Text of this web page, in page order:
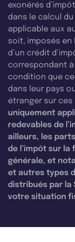
exonérés
dans le calcul
applicable aux
soit, imposés en
d’un crédit
correspondant
condition que
dans leur pays
étranger sur ces
uniquement
redevables de
ailleurs, les
de l’impôt sur la
générale, et
et autres types
distribués par la
votre situation